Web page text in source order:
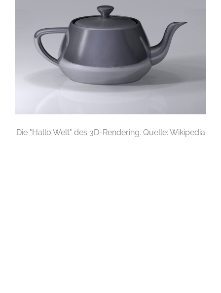
Die "Hallo Welt" des 3D-Rendering. Quelle: Wikipedia